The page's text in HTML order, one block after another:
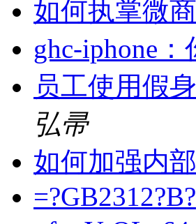
如何执掌微
ghc-iphone
员工使用假
弘帚
如何加强内
=?GB2312?B?